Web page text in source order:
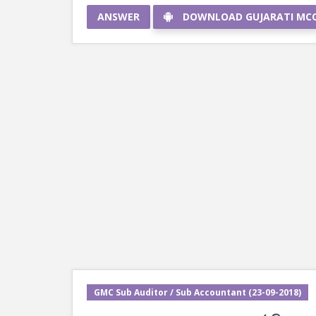
ANSWER DOWNLOAD GUJARATI
GMC Sub Auditor / Sub Accountant (23-09-2018)